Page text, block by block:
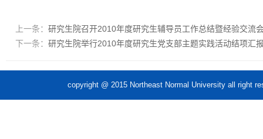
上一条： 研究生院召开2010年度研究生辅导员工作总结暨经验交流
下一条： 研究生院举行2010年度研究生党支部主题实践活动结项汇
copyright @ 2015 Northeast Normal University all